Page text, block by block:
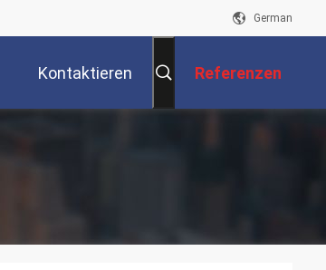
German
Kontaktieren Referenzen